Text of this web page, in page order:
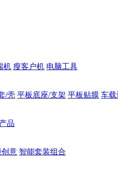
机 瘦客户机 电脑工具
/壳 平板底座/支架 平板贴膜 车载
品
创意 智能套装组合